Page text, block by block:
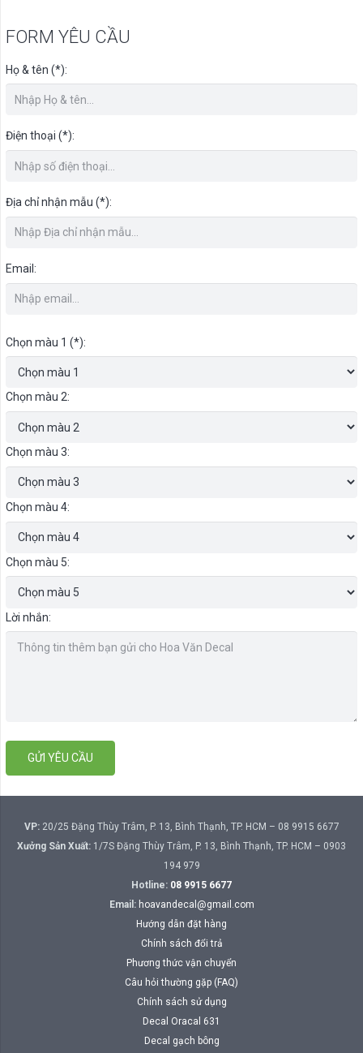
FORM YÊU CẦU
Họ & tên (*):
Điện thoại (*):
Địa chỉ nhận mẫu (*):
Email:
Chọn màu 1 (*):
Chọn màu 2:
Chọn màu 3:
Chọn màu 4:
Chọn màu 5:
Lời nhắn:
VP:20/25 Đặng Thùy Trâm, P. 13, Bình Thạnh, TP. HCM – 08 9915 6677
Xưởng Sản Xuất: 1/7S Đặng Thùy Trâm, P. 13, Bình Thạnh, TP. HCM – 0903
194 979
Hotline: 08 9915 6677
Email: hoavandecal@gmail.com
Hướng dẫn đặt hàng
Chính sách đổi trả
Phương thức vận chuyển
Câu hỏi thường gặp (FAQ)
Chính sách sử dụng
Decal Oracal 631
Decal gạch bông